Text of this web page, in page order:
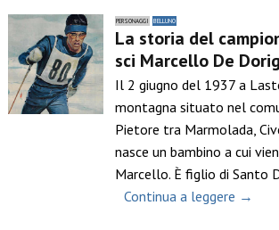
PERSONAGGI BELLUNO
La storia del
sci Marcello De
Il 2 giugno del 1937 a
montagna situato nel
Pietore tra Marmolada,
nasce un bambino a cui
Marcello. È figlio di Santo
Continua a leggere →